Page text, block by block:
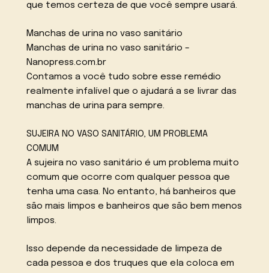
que temos certeza de que você sempre usará.
Manchas de urina no vaso sanitário
Manchas de urina no vaso sanitário –
Nanopress.com.br
Contamos a você tudo sobre esse remédio
realmente infalível que o ajudará a se livrar das
manchas de urina para sempre.
SUJEIRA NO VASO SANITÁRIO, UM PROBLEMA
COMUM
A sujeira no vaso sanitário é um problema muito
comum que ocorre com qualquer pessoa que
tenha uma casa. No entanto, há banheiros que
são mais limpos e banheiros que são bem menos
limpos.
Isso depende da necessidade de limpeza de
cada pessoa e dos truques que ela coloca em